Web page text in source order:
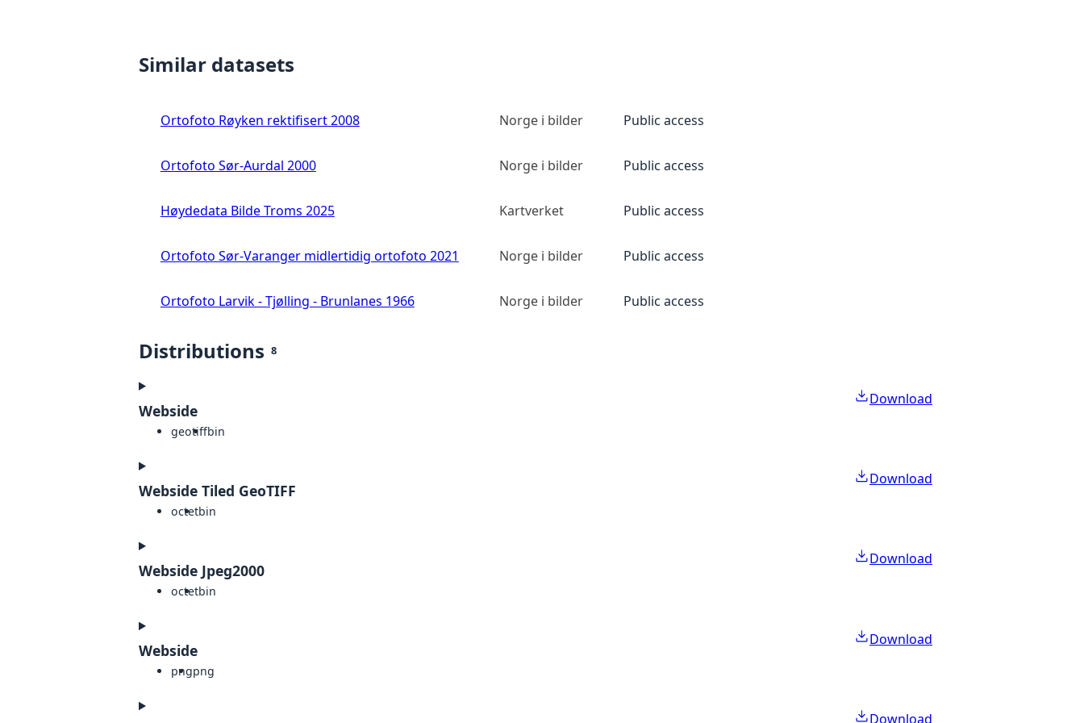
Similar datasets
Ortofoto Røyken rektifisert 2008 Norge i bilder Public access
Ortofoto Sør-Aurdal 2000 Norge i bilder Public access
Høydedata Bilde Troms 2025 Kartverket Public access
Ortofoto Sør-Varanger midlertidig ortofoto 2021 Norge i bilder Public access
Ortofoto Larvik - Tjølling - Brunlanes 1966 Norge i bilder Public access
Distributions 8
Webside
geotiffbin
Download
Webside Tiled GeoTIFF
octetbin
Download
Webside Jpeg2000
octetbin
Download
Webside
pngpng
Download
Download